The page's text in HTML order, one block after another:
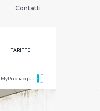
Contatti
TARIFFE
MyPubliacqua